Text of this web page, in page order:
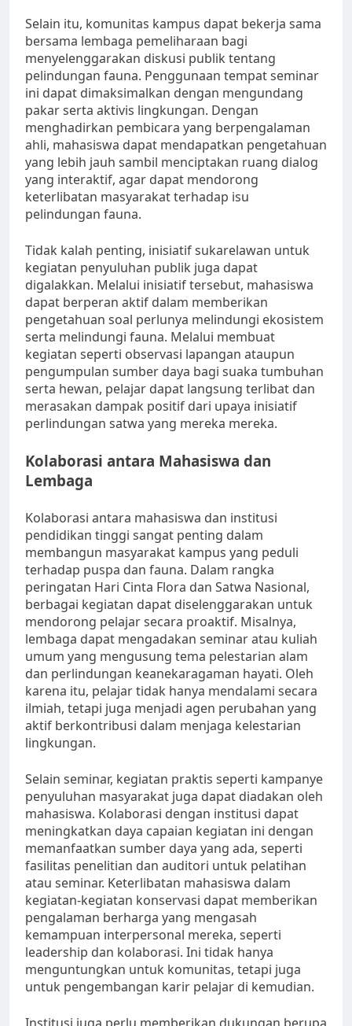
Selain itu, komunitas kampus dapat bekerja sama
bersama lembaga pemeliharaan bagi
menyelenggarakan diskusi publik tentang
pelindungan fauna. Penggunaan tempat seminar
ini dapat dimaksimalkan dengan mengundang
pakar serta aktivis lingkungan. Dengan
menghadirkan pembicara yang berpengalaman
ahli, mahasiswa dapat mendapatkan pengetahuan
yang lebih jauh sambil menciptakan ruang dialog
yang interaktif, agar dapat mendorong
keterlibatan masyarakat terhadap isu
pelindungan fauna.
Tidak kalah penting, inisiatif sukarelawan untuk
kegiatan penyuluhan publik juga dapat
digalakkan. Melalui inisiatif tersebut, mahasiswa
dapat berperan aktif dalam memberikan
pengetahuan soal perlunya melindungi ekosistem
serta melindungi fauna. Melalui membuat
kegiatan seperti observasi lapangan ataupun
pengumpulan sumber daya bagi suaka tumbuhan
serta hewan, pelajar dapat langsung terlibat dan
merasakan dampak positif dari upaya inisiatif
perlindungan satwa yang mereka mereka.
Kolaborasi antara Mahasiswa dan
Lembaga
Kolaborasi antara mahasiswa dan institusi
pendidikan tinggi sangat penting dalam
membangun masyarakat kampus yang peduli
terhadap puspa dan fauna. Dalam rangka
peringatan Hari Cinta Flora dan Satwa Nasional,
berbagai kegiatan dapat diselenggarakan untuk
mendorong pelajar secara proaktif. Misalnya,
lembaga dapat mengadakan seminar atau kuliah
umum yang mengusung tema pelestarian alam
dan perlindungan keanekaragaman hayati. Oleh
karena itu, pelajar tidak hanya mendalami secara
ilmiah, tetapi juga menjadi agen perubahan yang
aktif berkontribusi dalam menjaga kelestarian
lingkungan.
Selain seminar, kegiatan praktis seperti kampanye
penyuluhan masyarakat juga dapat diadakan oleh
mahasiswa. Kolaborasi dengan institusi dapat
meningkatkan daya capaian kegiatan ini dengan
memanfaatkan sumber daya yang ada, seperti
fasilitas penelitian dan auditori untuk pelatihan
atau seminar. Keterlibatan mahasiswa dalam
kegiatan-kegiatan konservasi dapat memberikan
pengalaman berharga yang mengasah
kemampuan interpersonal mereka, seperti
leadership dan kolaborasi. Ini tidak hanya
menguntungkan untuk komunitas, tetapi juga
untuk pengembangan karir pelajar di kemudian.